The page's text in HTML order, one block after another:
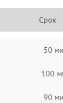
Срок
50
100
90